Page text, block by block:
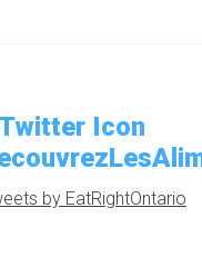
by EatRightOntario